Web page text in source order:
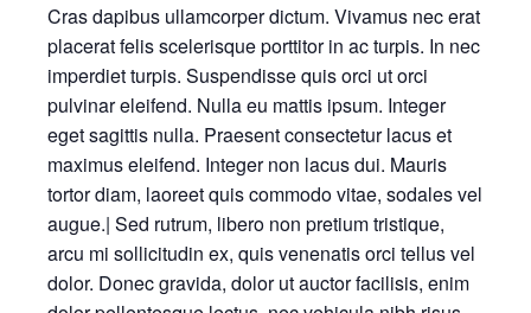
Cras dapibus ullamcorper dictum. Vivamus nec erat
placerat felis scelerisque porttitor in ac turpis. In nec
imperdiet turpis. Suspendisse quis orci ut orci
pulvinar eleifend. Nulla eu mattis ipsum. Integer
eget sagittis nulla. Praesent consectetur lacus et
maximus eleifend. Integer non lacus dui. Mauris
tortor diam, laoreet quis commodo vitae, sodales vel
augue.| Sed rutrum, libero non pretium tristique,
arcu mi sollicitudin ex, quis venenatis orci tellus vel
dolor. Donec gravida, dolor ut auctor facilisis, enim